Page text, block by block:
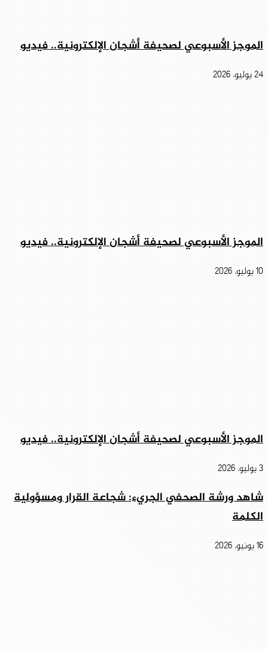
الموجز الأسبوعي لصحيفة أشجان الإلكترونية.. فيديو
24 يوليو، 2026
الموجز الأسبوعي لصحيفة أشجان الإلكترونية.. فيديو
10 يوليو، 2026
الموجز الأسبوعي لصحيفة أشجان الإلكترونية.. فيديو
3 يوليو، 2026
شاهد ورشة الصحفي الجريء: شجاعة القرار ومسؤولية
الكلمة
16 يونيو، 2026